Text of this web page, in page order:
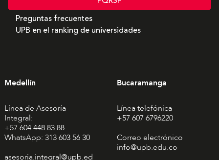
Preguntas frecuentes
UPB en el ranking de universidades
Medellín
Línea de Asesoría
Integral:
+57 604 448 83 88
WhatsApp: 313 603 56 30
asesoria.integral@upb.ed
Bucaramanga
Línea telefónica
+57 607 6796220
Correo electrónico
info@upb.edu.co